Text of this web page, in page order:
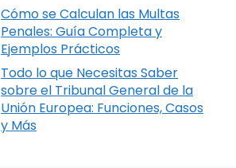
Cómo se Calculan las Multas
Penales: Guía Completa y
Ejemplos Prácticos
Todo lo que Necesitas Saber
sobre el Tribunal General de la
Unión Europea: Funciones, Casos
y Más